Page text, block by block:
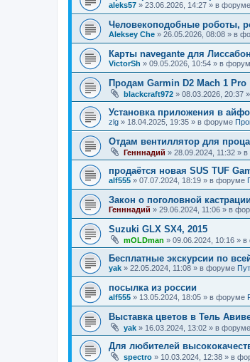
aleks57 » 23.06.2026, 14:27 » в форуме
Человекоподобные роботы,
Aleksey Che » 26.05.2026, 08:08 » в
Карты navegante для
VictorSh » 09.05.2026, 10:54 » в
Продам Garmin D2 Mach 1 Pro
blackcraft972 » 08.03.2026, 20:37
Установка приложения в
zlg » 18.04.2025, 19:35 » в форуме
Отдам вентиллятор для проца
Генннадий » 28.09.2024, 11:32 »
продаётся новая SUS TUF
alf555 » 07.07.2024, 18:19 » в форуме
Закон о поголовной
Генннадий » 29.06.2024, 11:06 » в
Suzuki GLX SX4, 2015
mOLDman » 09.06.2024, 10:16 » в
Бесплатные экскурсии по
yak » 22.05.2024, 11:08 » в форуме
посылка из россии
alf555 » 13.05.2024, 18:05 » в форуме
Выставка цветов в Тель
yak » 16.03.2024, 13:02 » в форуме
Для любителей
spectro » 10.03.2024, 12:38 » в